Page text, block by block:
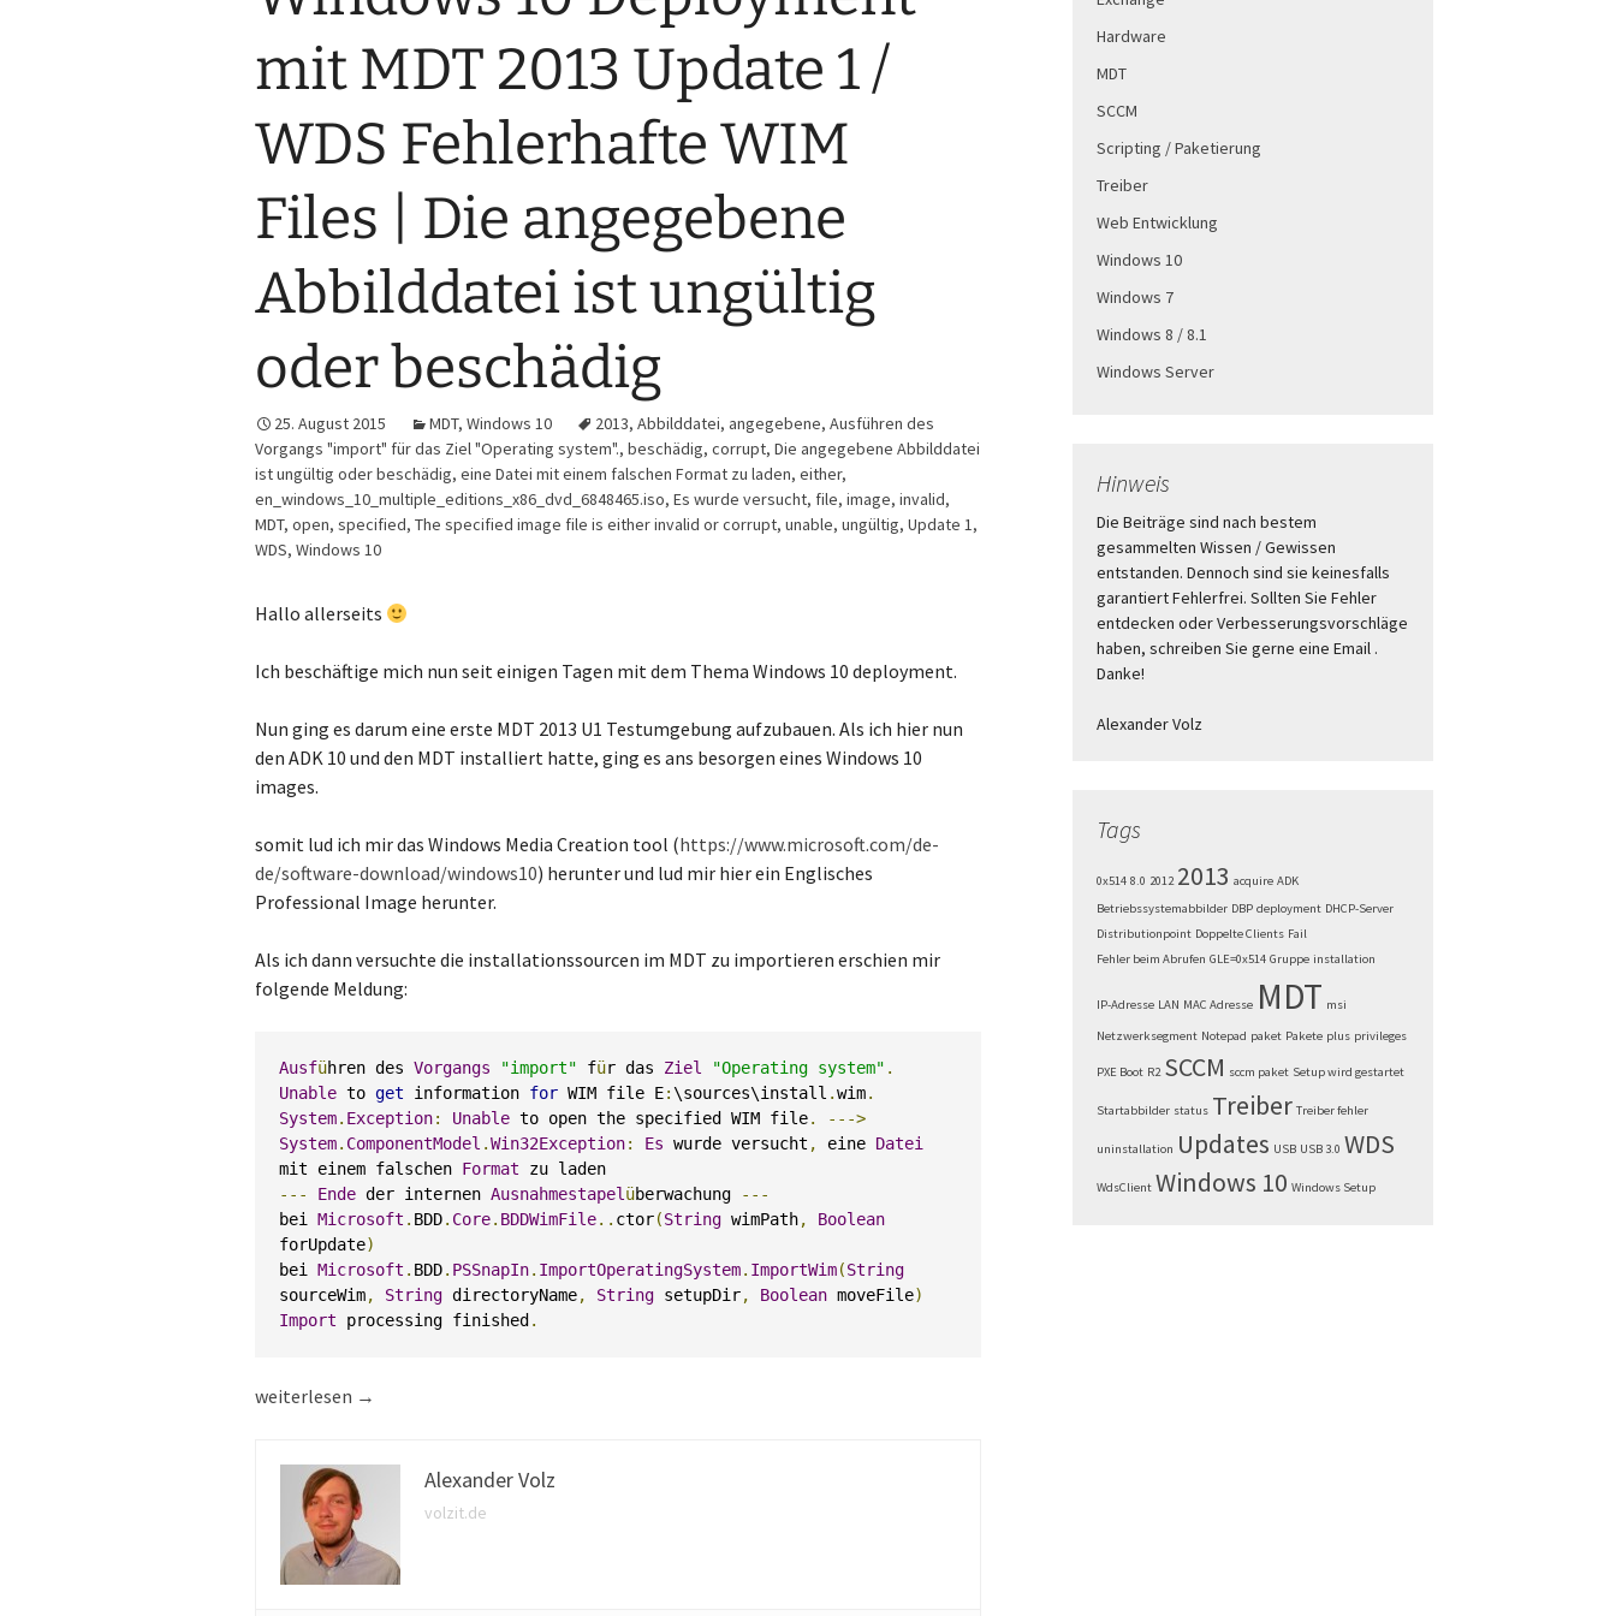
mit MDT 2013 Update 1 /
WDS Fehlerhafte WIM
Files | Die angegebene
Abbilddatei ist ungültig
oder beschädig
25. August 2015 MDT, Windows 10 2013, Abbilddatei, angegebene, Ausführen des
Vorgangs "import" für das Ziel "Operating system"., beschädig, corrupt, Die angegebene Abbilddatei
ist ungültig oder beschädig, eine Datei mit einem falschen Format zu laden, either,
en_windows_10_multiple_editions_x86_dvd_6848465.iso, Es wurde versucht, file, image, invalid,
MDT, open, specified, The specified image file is either invalid or corrupt, unable, ungültig, Update 1,
WDS, Windows 10
Hallo allerseits
Ich beschäftige mich nun seit einigen Tagen mit dem Thema Windows 10 deployment.
Nun ging es darum eine erste MDT 2013 U1 Testumgebung aufzubauen. Als ich hier nun
den ADK 10 und den MDT installiert hatte, ging es ans besorgen eines Windows 10
images.
somit lud ich mir das Windows Media Creation tool (https://www.microsoft.com/de-
de/software-download/windows10) herunter und lud mir hier ein Englisches
Professional Image herunter.
Als ich dann versuchte die installationssourcen im MDT zu importieren erschien mir
folgende Meldung:
Ausführen des Vorgangs "import" für das Ziel "Operating system" .
Unable to get information for WIM file E:\sources\install .wim.
System. Exception: Unable to open the specified WIM file.
--->
System. ComponentModel .Win32Exception: Es wurde versucht , eine Datei
mit einem falschen Format
---
Ende der internen Ausnahmestapel überwachung
---
bei Microsoft . BDD. Core. BDDWimFile.. ctor(String wimPath,
Boolean
forUpdate)
bei Microsoft . BDD. PSSnapIn. ImportOperatingSystem. ImportWim(String
sourceWim, String directoryName, String setupDir, Boolean moveFile)
Import processing finished .
Windows 10 Deployment mit MDT 2013 Update 1 / WDS Fehlerhafte WIM Files | Die angegebene Abbilddatei ist ungültig oder beschädig
weiterlesen →
Alexander Volz
volzit.de
Hardware
MDT
SCCM
Scripting / Paketierung
Treiber
Web Entwicklung
Windows 10
Windows 7
Windows 8 / 8.1
Windows Server
Hinweis
Die Beiträge sind nach bestem
gesammelten Wissen / Gewissen
entstanden. Dennoch sind sie keinesfalls
garantiert Fehlerfrei. Sollten Sie Fehler
entdecken oder Verbesserungsvorschläge
haben, schreiben Sie gerne eine Email .
Danke!
Alexander Volz
Tags
0x514 8.0 2012 2013 acquire ADK
Betriebssystemabbilder DBP deployment DHCP-Server
Distributionpoint Doppelte Clients Fail
Fehler beim Abrufen GLE=0x514 Gruppe installation
IP-Adresse LAN MAC Adresse MDT msi
Netzwerksegment Notepad paket Pakete plus privileges
PXE Boot R2 SCCM sccm paket Setup wird gestartet
Startabbilder status Treiber Treiber fehler
uninstallation Updates USB USB 3.0 WDS
WdsClient Windows 10 Windows Setup